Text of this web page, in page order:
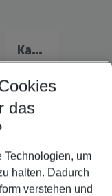
Kanada Urlaub
das
Technologien, um
halten. Dadurch
verstehen und